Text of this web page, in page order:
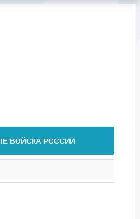
ВОЙСКА РОССИИ